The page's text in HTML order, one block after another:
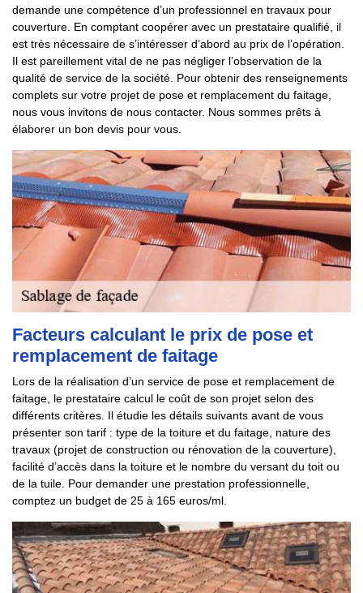
demande une compétence d’un professionnel en travaux pour
couverture. En comptant coopérer avec un prestataire qualifié, il
est très nécessaire de s’intéresser d’abord au prix de l’opération.
Il est pareillement vital de ne pas négliger l’observation de la
qualité de service de la société. Pour obtenir des renseignements
complets sur votre projet de pose et remplacement du faitage,
nous vous invitons de nous contacter. Nous sommes prêts à
élaborer un bon devis pour vous.
Facteurs calculant le prix de pose et
remplacement de faitage
Lors de la réalisation d’un service de pose et remplacement de
faitage, le prestataire calcul le coût de son projet selon des
différents critères. Il étudie les détails suivants avant de vous
présenter son tarif : type de la toiture et du faitage, nature des
travaux (projet de construction ou rénovation de la couverture),
facilité d’accès dans la toiture et le nombre du versant du toit ou
de la tuile. Pour demander une prestation professionnelle,
comptez un budget de 25 à 165 euros/ml.